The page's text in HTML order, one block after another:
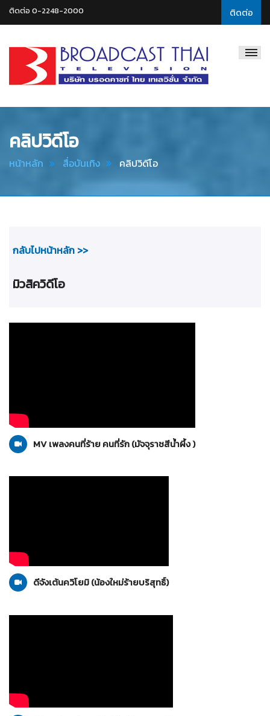
ติดต่อ
ติดต่อ 0-2248-2000
Thai
คลิปวิดีโอ
หน้าหลัก สื่อบันเทิง คลิปวิดีโอ
กลับไปหน้าหลัก >>
มิวสิควิดีโอ
30-06-2556
MV เพลงคนที่ร้าย คนที่รัก (มัจจุราชสีน้ำผึ้ง )
บริสุทธิ์
ดีจังเต้นควิโยมิ (น้องใหม่ร้ายบริสุทธิ์)
บริสุทธิ์